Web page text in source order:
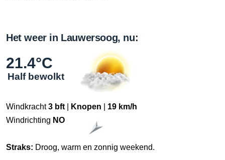
Het weer in Lauwersoog, nu:
21.4°C
Half bewolkt
Windkracht3 bft Knopen
19 km/h
Windrichting NO
Straks: Droog, warm en zonnig weekend.